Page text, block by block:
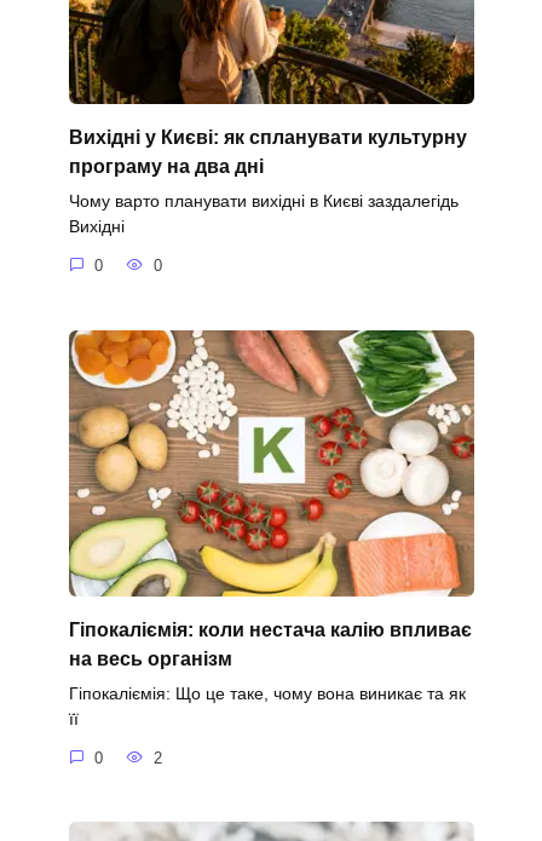
Вихідні у Києві: як спланувати культурну
програму на два дні
Чому варто планувати вихідні в Києві заздалегідь
Вихідні
0 0
Гіпокаліємія: коли нестача калію впливає
на весь організм
Гіпокаліємія: Що це таке, чому вона виникає та як
її
0 2